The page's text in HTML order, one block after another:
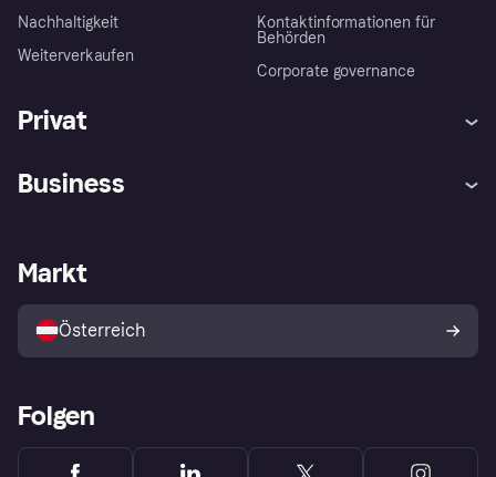
Nachhaltigkeit
Weiterverkaufen
Kontaktinformationen für
Behörden
Corporate governance
Privat
Shops entdecken
Business
Händlerportal
Markt
Österreich
Folgen